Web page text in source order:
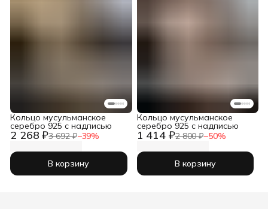
2 268 ₽3 692 ₽−39%
Кольцо мусульманское
серебро 925 с надписью
В корзину
1 414 ₽2 800 ₽−50%
Кольцо мусульманское
серебро 925 с надписью
В корзину